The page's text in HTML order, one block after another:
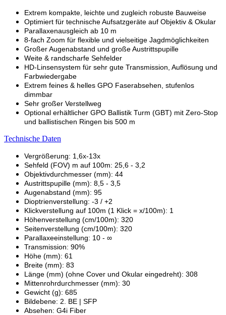
Extrem kompakte, leichte und zugleich robuste Bauweise
Optimiert für technische Aufsatzgeräte auf Objektiv & Okular
Parallaxenausgleich ab 10 m
8-fach Zoom für flexible und vielseitige Jagdmöglichkeiten
Großer Augenabstand und große Austrittspupille
Weite & randscharfe Sehfelder
HD-Linsensystem für sehr gute Transmission, Auflösung und
Farbwiedergabe
Extrem feines & helles GPO Faserabsehen, stufenlos
dimmbar
Sehr großer Verstellweg
Optional erhältlicher GPO Ballistik Turm (GBT) mit Zero-Stop
und ballistischen Ringen bis 500 m
Technische Daten
Vergrößerung: 1,6x-13x
Sehfeld (FOV) m auf 100m: 25,6 - 3,2
Objektivdurchmesser (mm): 44
Austrittspupille (mm): 8,5 - 3,5
Augenabstand (mm): 95
Dioptrienverstellung: -3 / +2
Klickverstellung auf 100m (1 Klick = x/100m): 1
Höhenverstellung (cm/100m): 320
Seitenverstellung (cm/100m): 320
Parallaxeeinstellung: 10 - ∞
Transmission: 90%
Höhe (mm): 61
Breite (mm): 83
Länge (mm) (ohne Cover und Okular eingedreht): 308
Mittenrohrdurchmesser (mm): 30
Gewicht (g): 685
Bildebene: 2. BE | SFP
Absehen: G4i Fiber